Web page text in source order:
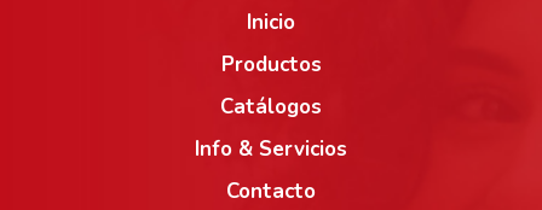
Inicio
Productos
Catálogos
Info & Servicios
Contacto